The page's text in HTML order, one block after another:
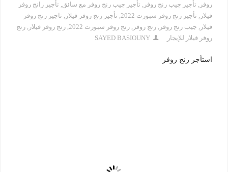
روفر , تأجير جيب رنج روفر , تأجير جيب رنج روفر مع سائق, تأجير رانج روفر
فيلار , تأجير رنج روفر سبورت 2022 , تأجير رنج روفر فيلار , تاجير رنج روفر
فيلار , جيب رنج روفر , رنج روفر , رنج روفر سبورت 2022 , رنج روفر فيلار , رنج
روفر فيلار للإيجار
SAYED BASIOUNY
استأجر رنج روفر